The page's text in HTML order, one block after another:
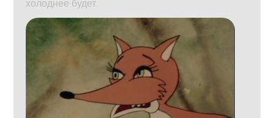
холоднее будет.